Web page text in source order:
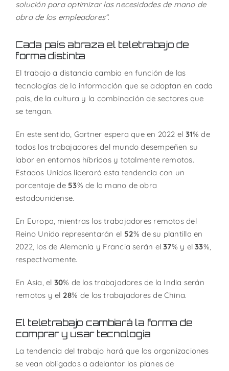
solución para optimizar las necesidades de mano de
obra de los empleadores”.
Cada país abraza el teletrabajo de
forma distinta
El trabajo a distancia cambia en función de las
tecnologías de la información que se adoptan en cada
país, de la cultura y la combinación de sectores que
se tengan.
En este sentido, Gartner espera que en 2022 el 31% de
todos los trabajadores del mundo desempeñen su
labor en entornos híbridos y totalmente remotos.
Estados Unidos liderará esta tendencia con un
porcentaje de 53% de la mano de obra
estadounidense.
En Europa, mientras los trabajadores remotos del
Reino Unido representarán el 52% de su plantilla en
2022, los de Alemania y Francia serán el37% y el33%,
respectivamente.
En Asia, el 30% de los trabajadores de la India serán
remotos y el 28% de los trabajadores de China.
El teletrabajo cambiará la forma de
comprar y usar tecnología
La tendencia del trabajo hará que las organizaciones
se vean obligadas a adelantar los planes de